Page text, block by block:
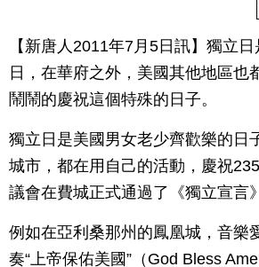
【新唐人2011年7月5日訊】獨立
日，在華府之外，美國其他地區也
鬧鬧的慶祝這個特殊的日子。
獨立日是美國男女老少齊歡樂的日
城市，都在用自己的活動，慶祝
議會在費城正式通過了《獨立宣言
例如在亞利桑那州的鳳凰城，音樂
奏“上帝保佑美國”（God Bless